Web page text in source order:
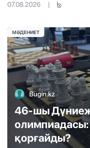
07.08.2026 |
Bugin.kz
46-шы
қорғайды?
МӘДЕНИЕТ